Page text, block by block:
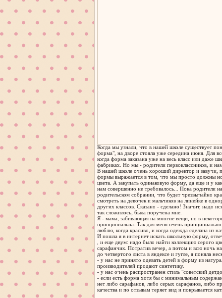
Когда мы узнали, что в нашей школе существует
форма", на дворе стояла уже середина июня. Для
когда форма заказана уже на весь класс или даже
фабриках. Но мы - родители первоклассников, и
В нашей школе очень хороший директор и завучи,
формы выражается в том, что мы просто должны
цвета. А закупать одинаковую форму, да еще и у
нам совершенно не требовалось... Пока родители
родительском собрании, что будет чрезвычайно
смотреть на девочек и мальчиков на линейке в
других классов. Сказано - сделано! Значит, надо
так сложилось, была поручена мне.
Я - мама, забивающая на многие вещи, но в
принципиальна. Так для меня очень
люблю, когда красиво, и когда одежда сделана из
И пошла я в интернет искать школьную форму,
, и еще двум: надо было найти коллекцию серого
сарафанчик. Потратив вечер, а потом и всю ночь
до четвертого листа в яндексе и гугле, я поняла
- у нас не принято одевать детей в форму из
производителей продают синтетику.
- у нас очень распространен стиль "советский
- если есть форма хотя бы с минимальным
нет либо сарафанов, либо серых сарафанов, либо
качества и по отзывам теряет вид и покрывается